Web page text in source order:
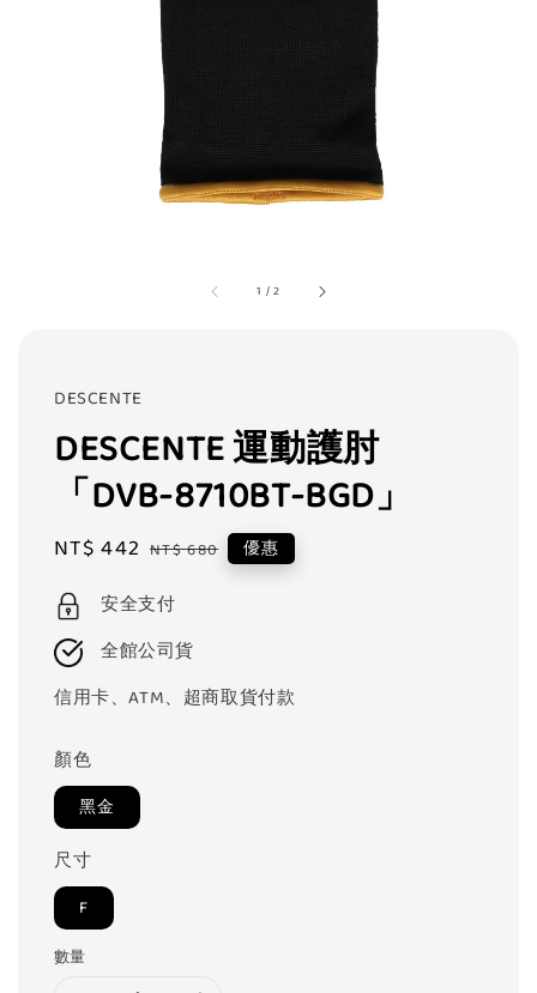
1 /2
DESCENTE
DESCENTE 運動護肘
「DVB-8710BT-BGD」
Sale
NT$ 442 Regular
NT$ 680 優惠
安全支付
全館公司貨
信用卡、ATM、超商取貨付款
顏色
黑金
尺寸
F
數量